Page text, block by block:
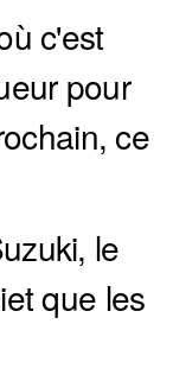
c'est
pour
ce
le
que les